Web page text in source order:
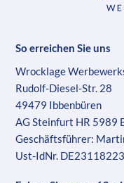
So erreichen Sie uns
Wrocklage
Rudolf-Diesel-Str. 28
49479 Ibbenbüren
AG Steinfurt HR 5989
Geschäftsführer:
Ust-IdNr.